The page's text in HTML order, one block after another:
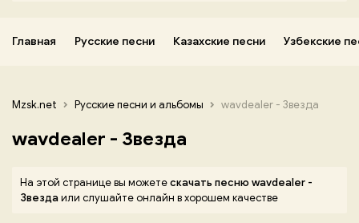
Главная Русские песни Казахские песни Узбекские
Mzsk.net Русские песни и альбомы wavdealer - Звезда
wavdealer - Звезда
На этой странице вы можетескачать песню wavdealer -
Звездаили слушайте онлайн в хорошем качестве